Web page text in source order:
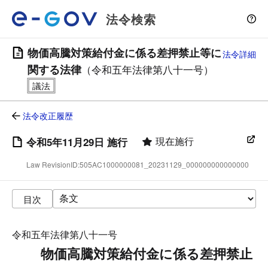
法令検索
物価高騰対策給付金に係る差押禁止等に
関する法律（令和五年法律第八十一号）
法令詳細
法令改正履歴
令和5年11月29日 施行 現在施行
Law RevisionID:505AC1000000081_20231129_000000000000000
目次
令和五年法律第八十一号
物価高騰対策給付金に係る差押禁止